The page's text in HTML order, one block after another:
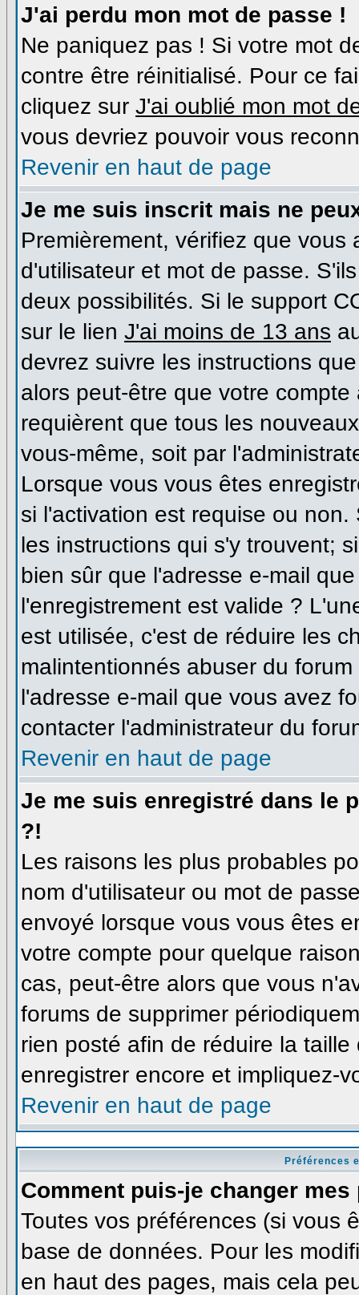
J'ai perdu mon mot de passe !
Ne paniquez pas ! Si votre mot
contre être réinitialisé. Pour ce
cliquez sur J'ai oublié mon mot
vous devriez pouvoir vous
Revenir en haut de page
Je me suis inscrit mais ne
Premièrement, vérifiez que
d'utilisateur et mot de passe.
deux possibilités. Si le support
sur le lien J'ai moins de 13 ans
devrez suivre les instructions
alors peut-être que votre
requièrent que tous les
vous-même, soit par
Lorsque vous vous êtes
si l'activation est requise ou
les instructions qui s'y trouvent;
bien sûr que l'adresse e-mail
l'enregistrement est valide ?
est utilisée, c'est de réduire les
malintentionnés abuser du
l'adresse e-mail que vous avez
contacter l'administrateur du
Revenir en haut de page
Je me suis enregistré dans le
?!
Les raisons les plus probables
nom d'utilisateur ou mot de
envoyé lorsque vous vous êtes
votre compte pour quelque
cas, peut-être alors que vous
forums de supprimer
rien posté afin de réduire la
enregistrer encore et impliquez-
Revenir en haut de page
Préférences
Comment puis-je changer
Toutes vos préférences (si vous
base de données. Pour les
en haut des pages, mais cela